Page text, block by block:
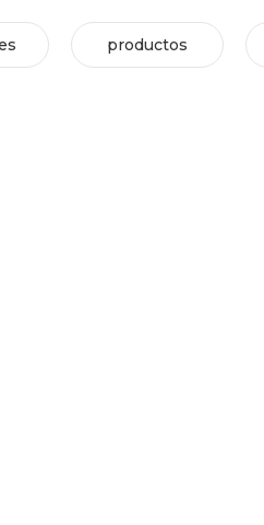
productos